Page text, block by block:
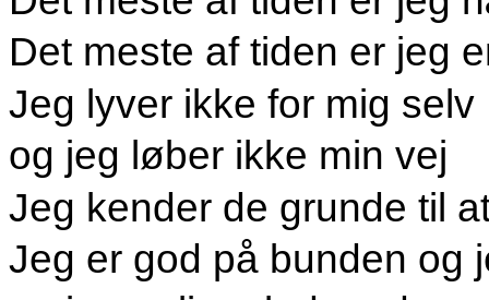
Det meste af tiden er jeg
Jeg lyver ikke for mig selv
og jeg løber ikke min vej
Jeg kender de grunde til
Jeg er god på bunden og